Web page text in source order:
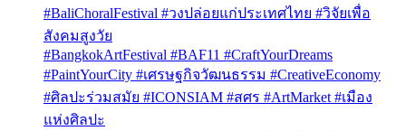
#BaliChoralFestival #วงปล่อยแก่ประเทศไทย #วิจัยเพื่อ
สังคมสูงวัย
#BangkokArtFestival #BAF11 #CraftYourDreams
#PaintYourCity #เศรษฐกิจวัฒนธรรม #CreativeEconomy
#ศิลปะร่วมสมัย #ICONSIAM #สศร #ArtMarket #เมือง
แห่งศิลปะ